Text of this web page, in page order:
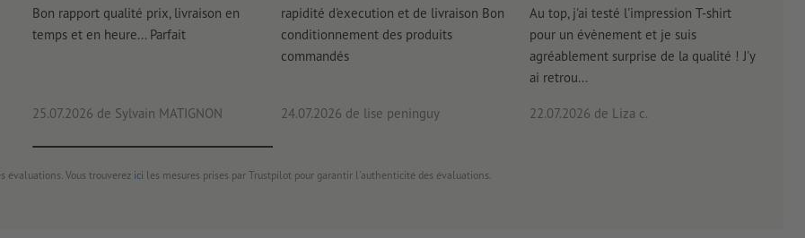
Bon rapport qualité prix, livraison en
temps et en heure... Parfait
25.07.2026 de Sylvain MATIGNON
rapidité d'execution et de livraison Bon
conditionnement des produits
commandés
24.07.2026 de lise peninguy
Au top, j'ai testé l'impression T-shirt
pour un évènement et je suis
agréablement surprise de la qualité ! J'y
ai retrou...
22.07.2026 de Liza c.
évaluations. Vous trouverez ici les mesures prises par Trustpilot pour garantir l'authenticité des évaluations.